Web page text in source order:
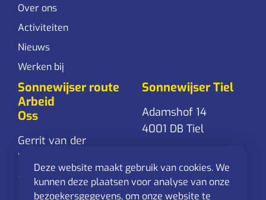
Deze website maakt gebruik van cookies. We
kunnen deze plaatsen voor analyse van onze
bezoekersgegevens, om onze website te
Over ons
Activiteiten
Nieuws
Werken bij
Sonnewijser route
Arbeid
Oss
Gerrit van der
Veenstraat 24
5348 RD Oss
Sonnewijser Tiel
Adamshof 14
4001 DB Tiel
Stuur een
mail